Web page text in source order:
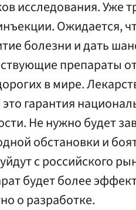
исследования. Уже
Ожидается,
болезни и дать
препараты
в мире.
гарантия
Не нужно будет
обстановки и
с российского
будет более
о разработке.